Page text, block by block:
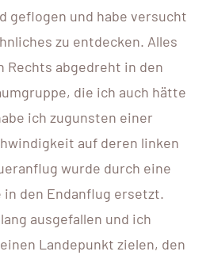
geflogen und habe versucht
zu entdecken. Alles
Rechts abgedreht in den
die ich auch hätte
ich zugunsten einer
auf deren linken
wurde durch eine
den Endanflug ersetzt.
ausgefallen und ich
Landepunkt zielen, den